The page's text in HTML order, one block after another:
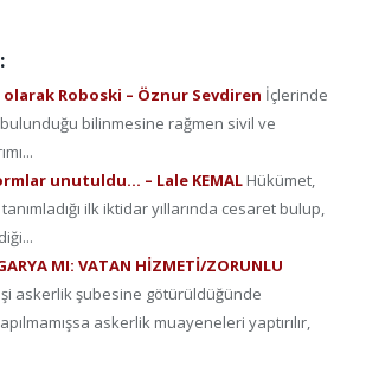
olarak Roboski – Öznur Sevdiren İçlerinde
bilinmesine rağmen sivil ve
unutuldu… – Lale KEMAL Hükümet,
tanımladığı ilk iktidar yıllarında cesaret bulup,
MI: VATAN HİZMETİ/ZORUNLU
askerlik şubesine götürüldüğünde
askerlik muayeneleri yaptırılır,